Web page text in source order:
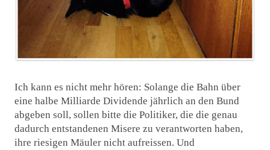
Ich kann es nicht mehr hören: Solange die Bahn über
eine halbe Milliarde Dividende jährlich an den Bund
abgeben soll, sollen bitte die Politiker, die die genau
dadurch entstandenen Misere zu verantworten haben,
ihre riesigen Mäuler nicht aufreissen. Und